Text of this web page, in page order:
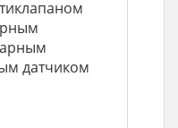
датчиком